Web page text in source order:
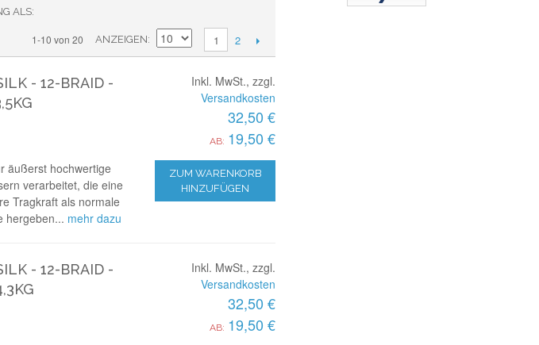
ALS
1-10 von 20 ANZEIGEN 1 2
- 12-BRAID -
Inkl. MwSt., zzgl.
Versandkosten
32,50 €
AB: 19,50 €
ZUM WARENKORB
HINZUFÜGEN
äußerst hochwertige
verarbeitet, die eine
Tragkraft als normale
hergeben... mehr dazu
- 12-BRAID -
Inkl. MwSt., zzgl.
Versandkosten
32,50 €
AB: 19,50 €